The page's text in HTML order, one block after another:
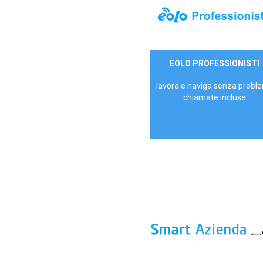
35,00 €/mese
EOLO PROFESSIONISTI
lavora e naviga senza
chiamate incluse